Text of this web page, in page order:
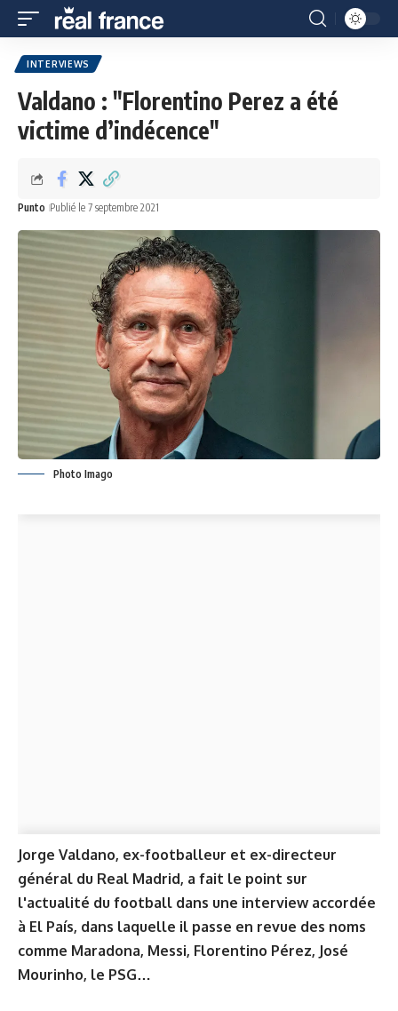
INTERVIEWS
Valdano : "Florentino Perez a été
victime d’indécence"
Punto Publié le 7 septembre 2021
Photo Imago
Jorge Valdano, ex-footballeur et ex-directeur
général du Real Madrid, a fait le point sur
l'actualité du football dans une interview accordée
à El País, dans laquelle il passe en revue des noms
comme Maradona, Messi, Florentino Pérez, José
Mourinho, le PSG…